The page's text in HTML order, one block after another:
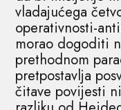
vladajućega
operativnosti-
morao dogoditi
prethodnom
pretpostavlja
čitave povijesti